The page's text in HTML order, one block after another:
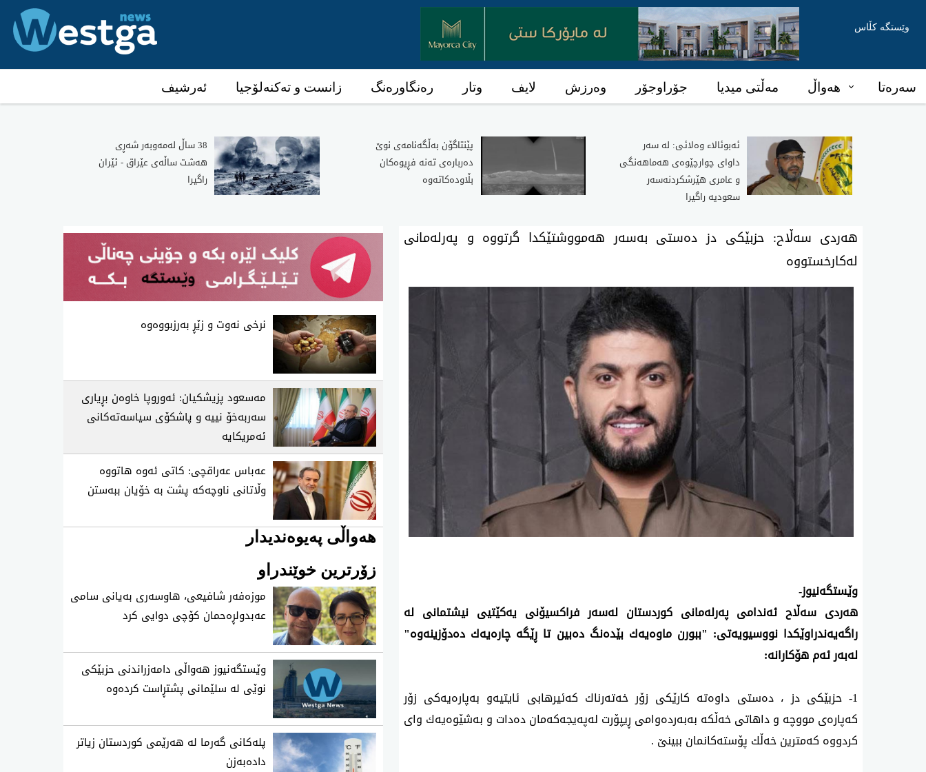
وێستگە کڵاس
سەرەتا هەواڵ مەڵتی میدیا جۆراوجۆر وەرزش لایف وتار رەنگاورەنگ زانست و تەکنەلۆجیا ئەرشیف
ئه‌بوئالا‌ء وه‌لائی: له‌ سه‌ر
داوای‌ چوارچێوه‌ی هه‌ماهه‌نگی
و عامری هێرشكردنه‌سه‌ر
سعودیه‌ راگیرا
پێنتاگۆن به‌ڵگه‌نامه‌ی‌ نوێ
ده‌رباره‌ی‌ ته‌نه‌ فڕیوه‌كان
بڵاوده‌كاته‌وه‌
38 ساڵ‌ له‌مه‌وبه‌ر شه‌ڕی‌
هه‌شت ساڵه‌ی‌ عێراق - ئێران
راگیرا
هه‌ردی‌ سه‌ڵاح: حزبێكی دز ده‌ستی به‌سه‌ر هه‌مووشتێكدا گرتووه‌ و په‌رله‌مانی
له‌كارخستووه‌
وێستگه‌نیوز-
هه‌ردی‌ سه‌ڵاح ئه‌ندامی‌ په‌رله‌مانی‌ كوردستان له‌سه‌ر فراكسیۆنی‌ یه‌كێتیی نیشتمانی‌ له‌
راگه‌یه‌ندراوێكدا نووسیویه‌تی‌: "ببورن ماوه‌یه‌ك بێده‌نگ ده‌بین تا ڕێگه‌ چاره‌یه‌ك ده‌دۆزینه‌وه‌"
له‌به‌ر ئه‌م هۆكارانه‌:
1- حزبێكی دز ، ده‌ستی داوه‌ته‌ كارێكی زۆر خه‌ته‌رناك كه‌ئیرهابی ئایتیه‌و به‌پاره‌یه‌كی زۆر
كه‌پاره‌ی مووچه‌ و داهاتی خه‌ڵكه‌ به‌به‌رده‌وامی ڕیپۆرت له‌په‌یجه‌كه‌مان ده‌دات و به‌شێوه‌یه‌ك وای
كردووه‌ كه‌مترین خه‌ڵك پۆسته‌كانمان ببینێ .
نرخی نه‌وت و زێڕ به‌رزبووه‌وه‌
مەسعود پزیشکیان: ئەوروپا خاوەن بڕیاری
سەربەخۆ نییە و پاشکۆی سیاسەتەکانی
ئەمریکایە
عەباس عەراقچی: کاتی ئەوە هاتووە
وڵاتانی ناوچەکە پشت بە خۆیان ببەستن
هەواڵی پەیوەندیدار
زۆرترین خوێندراو
موزه‌فه‌ر شافیعی، هاوسه‌ری به‌یانی سامی
عه‌بدولڕه‌حمان كۆچی‌ دوایی كرد
وێستگەنیوز هەواڵی دامەزراندنی حزبێکی
نوێی لە سلێمانی پشتڕاست کردەوە
پلەکانی گەرما لە هەرێمی کوردستان زیاتر
دادەبەزن